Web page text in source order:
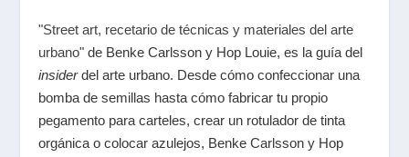
"Street art, recetario de técnicas y materiales del arte
urbano" de Benke Carlsson y Hop Louie, es la guía del
insiderdel arte urbano. Desde cómo confeccionar una
bomba de semillas hasta cómo fabricar tu propio
pegamento para carteles, crear un rotulador de tinta
orgánica o colocar azulejos, Benke Carlsson y Hop